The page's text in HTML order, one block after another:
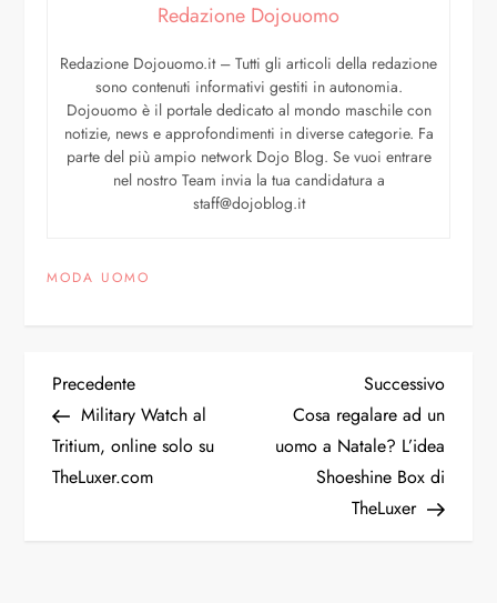
Redazione Dojouomo
Redazione Dojouomo.it – Tutti gli articoli della redazione
sono contenuti informativi gestiti in autonomia.
Dojouomo è il portale dedicato al mondo maschile con
notizie, news e approfondimenti in diverse categorie. Fa
parte del più ampio network Dojo Blog. Se vuoi entrare
nel nostro Team invia la tua candidatura a
staff@dojoblog.it
MODA UOMO
Precedente
Military Watch al
Tritium, online solo su
TheLuxer.com
Successivo
Cosa regalare ad un
uomo a Natale? L’idea
Shoeshine Box di
TheLuxer